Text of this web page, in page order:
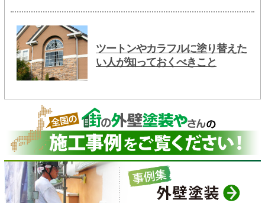
ツートンやカラフルに塗り替えた
い人が知っておくべきこと